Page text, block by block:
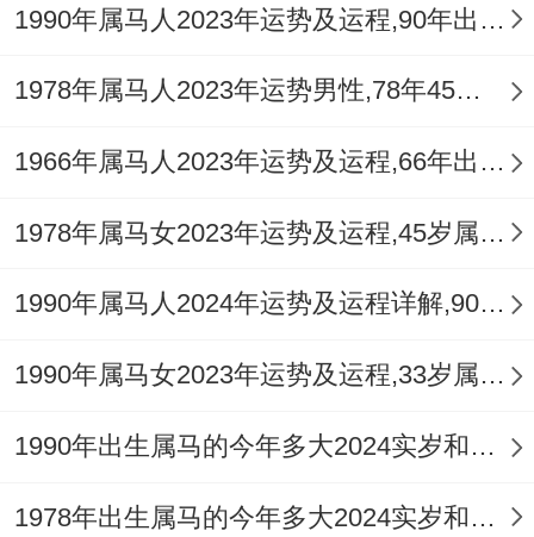
1990年属马人2023年运势及运程,90年出生的33岁生肖马2023年每月运势详解
1978年属马人2023年运势男性,78年45岁属马男2023年每月运程怎么样
1966年属马人2023年运势及运程,66年出生的57岁生肖马2023年每月运势详解
1978年属马女2023年运势及运程,45岁属马人2023全年每月运势女性如何
1990年属马人2024年运势及运程详解,90年出生34岁肖马人在2024全年每月运势完整版
1990年属马女2023年运势及运程,33岁属马人2023全年每月运势女性如何
1990年出生属马的今年多大2024实岁和虚岁
1978年出生属马的今年多大2024实岁和虚岁